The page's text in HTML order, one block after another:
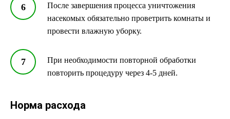
После завершения процесса уничтожения
насекомых обязательно проветрить комнаты и
провести влажную уборку.
При необходимости повторной обработки
повторить процедуру через 4-5 дней.
Норма расхода